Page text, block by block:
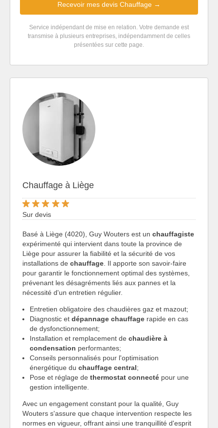
Recevoir mes devis Chauffage →
Service indépendant de mise en relation. Votre demande est
transmise à plusieurs entreprises, indépendamment de celles
présentées sur cette page.
Chauffage à Liège
Sur devis
Basé à Liège (4020), Guy Wouters est un chauffagiste
expérimenté qui intervient dans toute la province de
Liège pour assurer la fiabilité et la sécurité de vos
installations de chauffage . Il apporte son savoir-faire
pour garantir le fonctionnement optimal des systèmes,
prévenant les désagréments liés aux pannes et la
nécessité d'un entretien régulier.
Entretien obligatoire des chaudières gaz et mazout;
Diagnostic et dépannage chauffage rapide en cas
de dysfonctionnement;
Installation et remplacement de chaudière à
condensation performantes;
Conseils personnalisés pour l'optimisation
énergétique du chauffage central;
Pose et réglage de thermostat connecté pour une
gestion intelligente.
Avec un engagement constant pour la qualité, Guy
Wouters s'assure que chaque intervention respecte les
normes en vigueur, offrant ainsi une tranquillité d'esprit